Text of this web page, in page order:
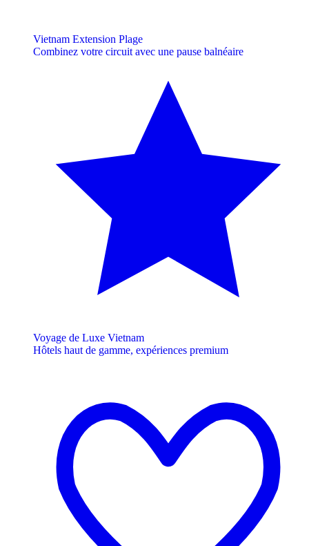
Vietnam Extension Plage
Combinez votre circuit avec une pause balnéaire
Voyage de Luxe Vietnam
Hôtels haut de gamme, expériences premium